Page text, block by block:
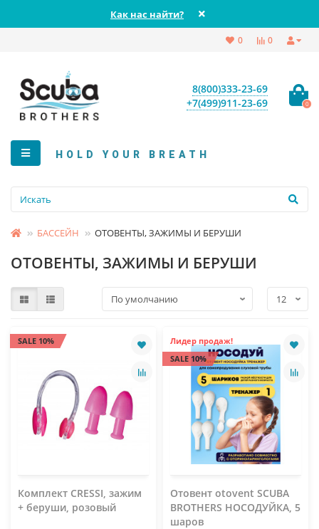
Как нас найти?
0
0
8(800)333-23-69
+7(499)911-23-69
0
HOLD YOUR BREATH
БАССЕЙН ОТОВЕНТЫ, ЗАЖИМЫ И БЕРУШИ
ОТОВЕНТЫ, ЗАЖИМЫ И БЕРУШИ
SALE 10%
Комплект CRESSI, зажим
+ беруши, розовый
Лидер продаж!
SALE 10%
Отовент otovent SCUBA
BROTHERS НОСОДУЙКА, 5
шаров